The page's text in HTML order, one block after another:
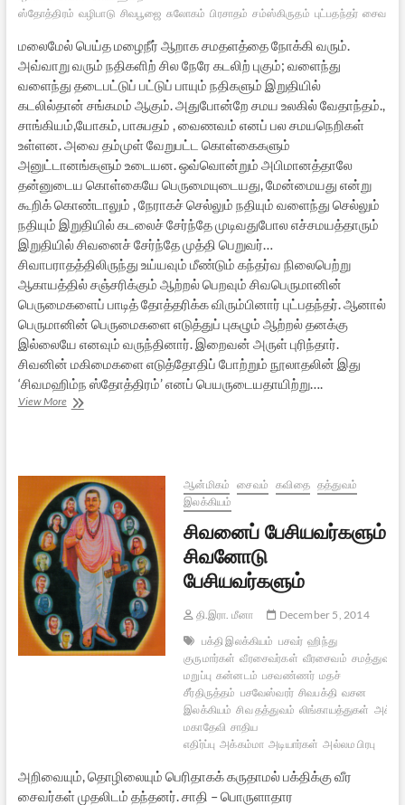
ஸ்தோத்திரம் வழிபாடு சிவபூஜை சுலோகம் பிரசாதம் சம்ஸ்கிருதம் புட்பதந்தர்
மலைமேல் பெய்த மழைநீர் ஆறாக சமதளத்தை நோக்கி வரும்.
அவ்வாறு வரும் நதிகளிற் சில நேரே கடலிற் புகும்; வளைந்து
வளைந்து தடைபட்டுப் பட்டுப் பாயும் நதிகளும் இறுதியில்
கடலில்தான் சங்கமம் ஆகும். அதுபோன்றே சமய உலகில் வேதாந்தம்.,
சாங்கியம்,யோகம், பாசுபதம் , வைணவம் எனப் பல சமயநெறிகள்
உள்ளன. அவை தம்முள் வேறுபட்ட கொள்கைகளும்
அனுட்டானங்களும் உடையன. ஒவ்வொன்றும் அபிமானத்தாலே
தன்னுடைய கொள்கையே பெருமையுடையது, மேன்மையது என்று
கூறிக் கொண்டாலும் , நேராகச் செல்லும் நதியும் வளைந்து செல்லும்
நதியும் இறுதியில் கடலைச் சேர்ந்தே முடிவதுபோல எச்சமயத்தாரும்
இறுதியில் சிவனைச் சேர்ந்தே முத்தி பெறுவர்…
சிவாபராதத்திலிருந்து உய்யவும் மீண்டும் கந்தர்வ நிலைபெற்று
ஆகாயத்தில் சஞ்சரிக்கும் ஆற்றல் பெறவும் சிவபெருமானின்
பெருமைகளைப் பாடித் தோத்தரிக்க விரும்பினார் புட்பதந்தர். ஆனால்
பெருமானின் பெருமைகளை எடுத்துப் புகழும் ஆற்றல் தனக்கு
இல்லையே எனவும் வருந்தினார். இறைவன் அருள் புரிந்தார்.
சிவனின் மகிமைகளை எடுத்தோதிப் போற்றும் நூலாதலின் இது
‘சிவமஹிம்ந ஸ்தோத்திரம்’ எனப் பெயருடையதாயிற்று….
View Moreநின்மாலியம்
சிவ
மஹிம்ந
ஸ்தோத்திரம்
ஆன்மிகம் சைவம் கவிதை தத்துவம்
இலக்கியம்
சிவனைப் பேசியவர்களும்
சிவனோடு
பேசியவர்களும்
தி.இரா. மீனா
December 5, 2014
பக்தி இலக்கியம் பசவர் ஹிந்து
குருமார்கள் வீரசைவர்கள் வீரசைவம் சமத்துவம்
மறுப்பு கன்னடம் பசவண்ணர் மதச்
சீர்திருத்தம் பசவேஸ்வரர் சிவபக்தி வசன
இலக்கியம் சிவ தத்துவம் லிங்காயத்துகள் அக்கா
மகாதேவி சாதிய
எதிர்ப்பு அக்கம்மா அடியார்கள் அல்லம பிரபு
அறிவையும், தொழிலையும் பெரிதாகக் கருதாமல் பக்திக்கு வீர
சைவர்கள் முதலிடம் தந்தனர். சாதி – பொருளாதார